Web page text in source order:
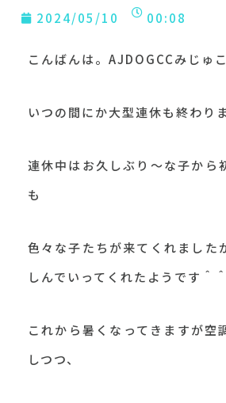
2024/05/10 00:08
こんばんは。AJDOGCCみじゅこ
いつの間にか大型連休も終わり
連休中はお久しぶり～な子から
も
色々な子たちが来てくれました
しんでいってくれたようです＾＾
これから暑くなってきますが空
しつつ、